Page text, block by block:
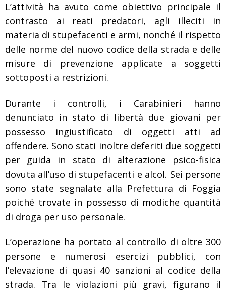
L’attività ha avuto come obiettivo principale il
contrasto ai reati predatori, agli illeciti in
materia di stupefacenti e armi, nonché il rispetto
delle norme del nuovo codice della strada e delle
misure di prevenzione applicate a soggetti
sottoposti a restrizioni.
Durante i controlli, i Carabinieri hanno
denunciato in stato di libertà due giovani per
possesso ingiustificato di oggetti atti ad
offendere. Sono stati inoltre deferiti due soggetti
per guida in stato di alterazione psico-fisica
dovuta all’uso di stupefacenti e alcol. Sei persone
sono state segnalate alla Prefettura di Foggia
poiché trovate in possesso di modiche quantità
di droga per uso personale.
L’operazione ha portato al controllo di oltre 300
persone e numerosi esercizi pubblici, con
l’elevazione di quasi 40 sanzioni al codice della
strada. Tra le violazioni più gravi, figurano il